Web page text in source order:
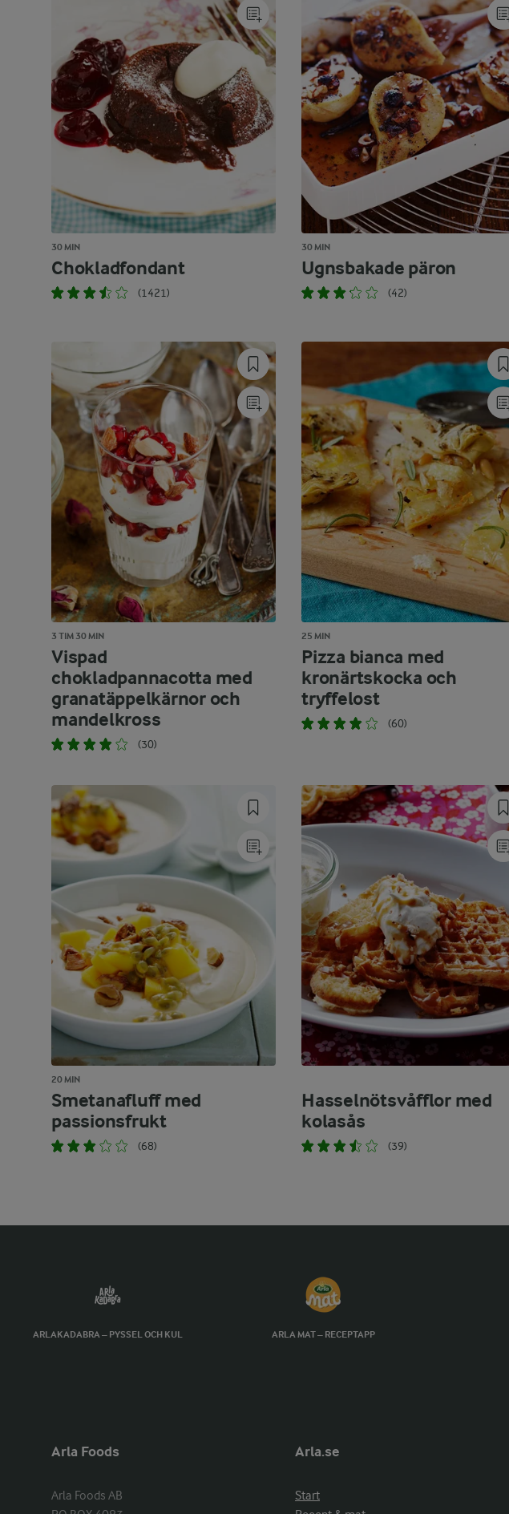
30 MIN
Chokladfondant
(1421)
30 MIN
Ugnsbakade päron
(42)
3 TIM 30 MIN
Vispad
chokladpannacotta med
granatäppelkärnor och
mandelkross
(30)
25 MIN
Pizza bianca med
kronärtskocka och
tryffelost
(60)
20 MIN
Smetanafluff med
passionsfrukt
(68)
Hasselnötsvåfflor med
kolasås
(39)
ARLAKADABRA – PYSSEL OCH KUL ARLA MAT – RECEPTAPP
Arla Foods
Arla Foods AB
Arla.se
Start